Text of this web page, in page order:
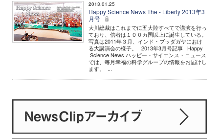
2013.01.25
Happy Science News The - Liberty 2013年3
月号
大川総裁はこれまでに五大陸すべてで講演を行っ
ており、信者は１００カ国以上に誕生している。
写真は2011年３月、インド・ブッダガヤにおけ
る大講演会の様子。 2013年3月号記事 Happy
Science News ハッピー・サイエンス・ニュース
では、毎月幸福の科学グループの情報をお届けし
ます。 ...